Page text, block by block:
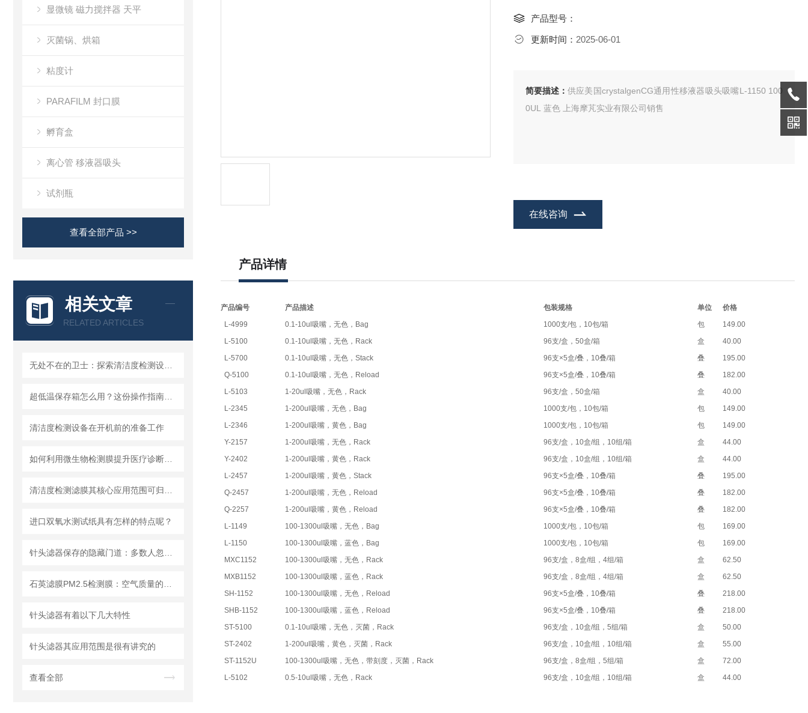
显微镜 磁力搅拌器 天平
灭菌锅、烘箱
粘度计
PARAFILM 封口膜
孵育盒
离心管 移液器吸头
试剂瓶
查看全部产品 >>
相关文章
RELATED ARTICLES
清洁度检测设备在开机前的准备工作
进口双氧水测试纸具有怎样的特点呢？
针头滤器有着以下几大特性
针头滤器其应用范围是很有讲究的
查看全部
产品型号：
更新时间： 2025-06-01
简要描述： 供应美国crystalgenCG通用性移液器吸头吸嘴L-1150 100
0UL 蓝色 上海摩芃实业有限公司销售
在线咨询
产品详情
产品编号 产品描述 包装规格 单位
价格
L-4999
0.1-10ul吸嘴，无色，Bag 1000支/包，10包/箱 包
149.00
L-5100
0.1-10ul吸嘴，无色，Rack 96支/盒，50盒/箱 盒
40.00
L-5700
0.1-10ul吸嘴，无色，Stack 96支×5盒/叠，10叠/箱 叠
195.00
Q-5100
0.1-10ul吸嘴，无色，Reload 96支×5盒/叠，10叠/箱 叠
182.00
L-5103
1-20ul吸嘴，无色，Rack 96支/盒，50盒/箱 盒
40.00
L-2345
1-200ul吸嘴，无色，Bag 1000支/包，10包/箱 包
149.00
L-2346
1-200ul吸嘴，黄色，Bag 1000支/包，10包/箱 包
149.00
Y-2157
1-200ul吸嘴，无色，Rack 96支/盒，10盒/组，10组/箱 盒
44.00
Y-2402
1-200ul吸嘴，黄色，Rack 96支/盒，10盒/组，10组/箱 盒
44.00
L-2457
1-200ul吸嘴，黄色，Stack 96支×5盒/叠，10叠/箱 叠
195.00
Q-2457
1-200ul吸嘴，无色，Reload 96支×5盒/叠，10叠/箱 叠
182.00
Q-2257
1-200ul吸嘴，黄色，Reload 96支×5盒/叠，10叠/箱 叠
182.00
L-1149
100-1300ul吸嘴，无色，Bag 1000支/包，10包/箱 包
169.00
L-1150
100-1300ul吸嘴，蓝色，Bag 1000支/包，10包/箱 包
169.00
MXC1152
100-1300ul吸嘴，无色，Rack 96支/盒，8盒/组，4组/箱 盒
62.50
MXB1152
100-1300ul吸嘴，蓝色，Rack 96支/盒，8盒/组，4组/箱 盒
62.50
SH-1152
100-1300ul吸嘴，无色，Reload 96支×5盒/叠，10叠/箱 叠
218.00
SHB-1152
100-1300ul吸嘴，蓝色，Reload 96支×5盒/叠，10叠/箱 叠
218.00
ST-5100
0.1-10ul吸嘴，无色，灭菌，Rack 96支/盒，10盒/组，5组/箱 盒
50.00
ST-2402
1-200ul吸嘴，黄色，灭菌，Rack 96支/盒，10盒/组，10组/箱 盒
55.00
ST-1152U
100-1300ul吸嘴，无色，带刻度，灭菌，Rack 96支/盒，8盒/组，5组/箱 盒
72.00
L-5102
0.5-10ul吸嘴，无色，Rack 96支/盒，10盒/组，10组/箱 盒 44.00